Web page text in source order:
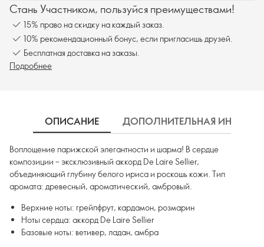
Стань Участником, пользуйся преимуществами!
15% право на скидку на каждый заказ.
10% рекомендационный бонус, если пригласишь друзей.
Бесплатная доставка на заказы.
Подробнее
ОПИСАНИЕ ДОПОЛНИТЕЛЬНАЯ
Воплощение парижской элегантности и шарма! В сердце
композиции – эксклюзивный аккорд De Laire Sellier,
объединяющий глубину белого ириса и роскошь кожи. Тип
аромата: древесный, ароматический, амбровый.
Верхние ноты: грейпфрут, кардамон, розмарин
Ноты сердца: аккорд De Laire Sellier
Базовые ноты: ветивер, ладан, амбра